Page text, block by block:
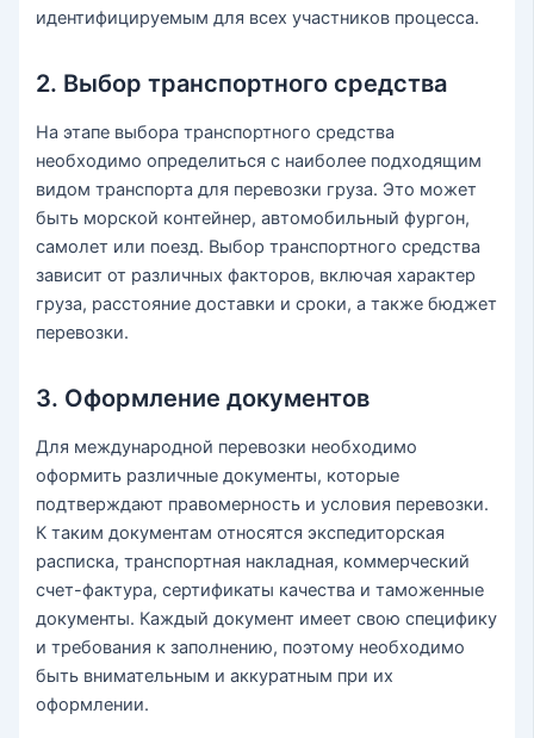
идентифицируемым для всех участников процесса.
2. Выбор транспортного средства
На этапе выбора транспортного средства
необходимо определиться с наиболее подходящим
видом транспорта для перевозки груза. Это может
быть морской контейнер, автомобильный фургон,
самолет или поезд. Выбор транспортного средства
зависит от различных факторов, включая характер
груза, расстояние доставки и сроки, а также бюджет
перевозки.
3. Оформление документов
Для международной перевозки необходимо
оформить различные документы, которые
подтверждают правомерность и условия перевозки.
К таким документам относятся экспедиторская
расписка, транспортная накладная, коммерческий
счет-фактура, сертификаты качества и таможенные
документы. Каждый документ имеет свою специфику
и требования к заполнению, поэтому необходимо
быть внимательным и аккуратным при их
оформлении.